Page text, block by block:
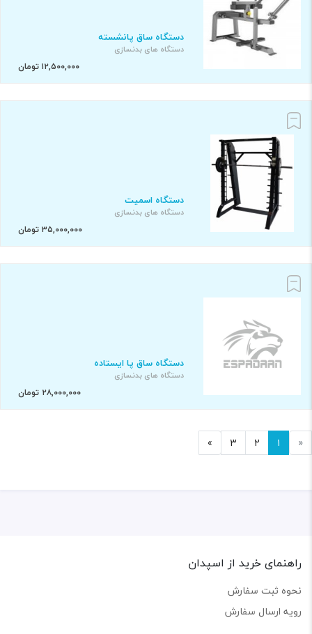
دستگاه ساق پانشسته
دستگاه های بدنسازی
۱۲,۵۰۰,۰۰۰ تومان
دستگاه اسمیت
دستگاه های بدنسازی
۳۵,۰۰۰,۰۰۰ تومان
دستگاه ساق پا ایستاده
دستگاه های بدنسازی
۲۸,۰۰۰,۰۰۰ تومان
« ۱ ۲ ۳ »
راهنمای خرید از اسپدان
نحوه ثبت سفارش
رویه ارسال سفارش